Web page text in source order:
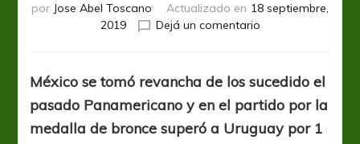
por Jose Abel Toscano Actualizado en 18 septiembre,
2019
Dejá un comentarioen
bronce
México se tomó revancha de los sucedido el
pasado Panamericano y en el partido por la
medalla de bronce superó a Uruguay por 1